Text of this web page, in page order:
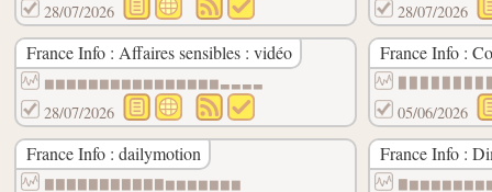
28/07/2026 28/07/2026
France Info : Affaires sensibles : vidéo
▆▆▆▆▆▆▆▆▆▆▆▆▆▆▆▆▃▃▃▃
28/07/2026
France Info :
05/06/2026
France Info : dailymotion
▇▇▇▇▇▇▇▇▇▇▇▆▆▆▆▆▆▆
France Info :